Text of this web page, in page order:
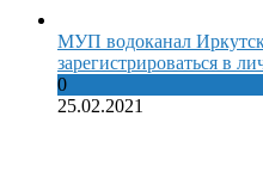
МУП водоканал
зарегистрироваться в
0
25.02.2021